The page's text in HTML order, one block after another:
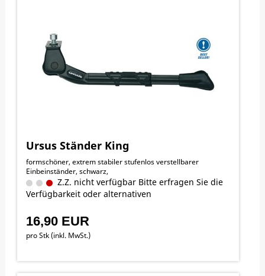
Ursus Ständer King
formschöner, extrem stabiler stufenlos verstellbarer
Einbeinständer, schwarz,
Z.Z. nicht verfügbar Bitte erfragen Sie die
Verfügbarkeit oder alternativen
16,90 EUR
pro Stk (inkl. MwSt.)